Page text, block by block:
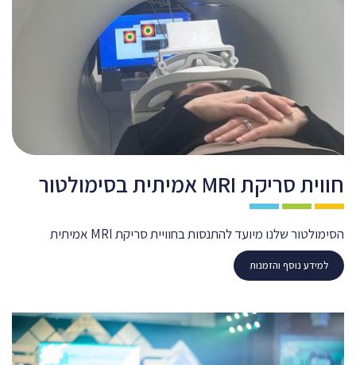
חווית סריקת MRI אמיתית בסימולטור
הסימולטור שלנו מיועד להתנסות בחוויית סריקת MRI אמיתית
למידע נוסף והזמנות